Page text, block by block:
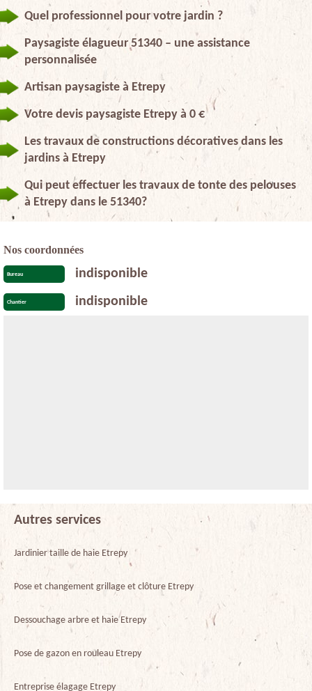
Quel professionnel pour votre jardin ?
Paysagiste élagueur 51340 – une assistance
personnalisée
Artisan paysagiste à Etrepy
Votre devis paysagiste Etrepy à 0 €
Les travaux de constructions décoratives dans les
jardins à Etrepy
Qui peut effectuer les travaux de tonte des pelouses
à Etrepy dans le 51340?
Nos coordonnées
Bureau indisponible
Chantier indisponible
Autres services
Jardinier taille de haie Etrepy
Pose et changement grillage et clôture Etrepy
Dessouchage arbre et haie Etrepy
Pose de gazon en rouleau Etrepy
Entreprise élagage Etrepy